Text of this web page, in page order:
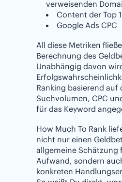
verweisenden
Content der Top
Google Ads CPC
All diese Metriken
Berechnung des
Unabhängig davon
Ranking basierend auf
Suchvolumen, CPC
für das Keyword
How Much To Rank
nicht nur einen
allgemeine Schätzung
Aufwand, sondern
konkreten